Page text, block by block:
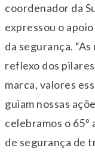
coordenador da
expressou o
da segurança.
reflexo dos
marca, valores
guiam nossas
celebramos o
de segurança de